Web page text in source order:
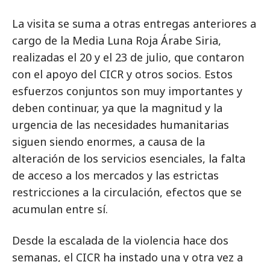
La visita se suma a otras entregas anteriores a
cargo de la Media Luna Roja Árabe Siria,
realizadas el 20 y el 23 de julio, que contaron
con el apoyo del CICR y otros socios. Estos
esfuerzos conjuntos son muy importantes y
deben continuar, ya que la magnitud y la
urgencia de las necesidades humanitarias
siguen siendo enormes, a causa de la
alteración de los servicios esenciales, la falta
de acceso a los mercados y las estrictas
restricciones a la circulación, efectos que se
acumulan entre sí.
Desde la escalada de la violencia hace dos
semanas, el CICR ha instado una y otra vez a